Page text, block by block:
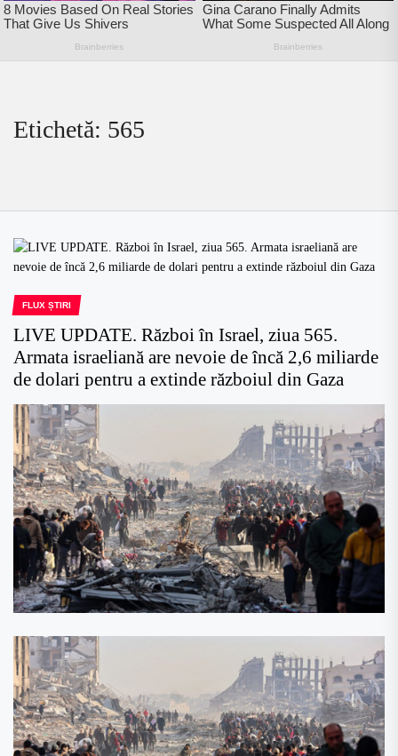
Etichetă: 565
FLUX ȘTIRI
LIVE UPDATE. Război în Israel, ziua 565.
Armata israeliană are nevoie de încă 2,6 miliarde
de dolari pentru a extinde războiul din Gaza